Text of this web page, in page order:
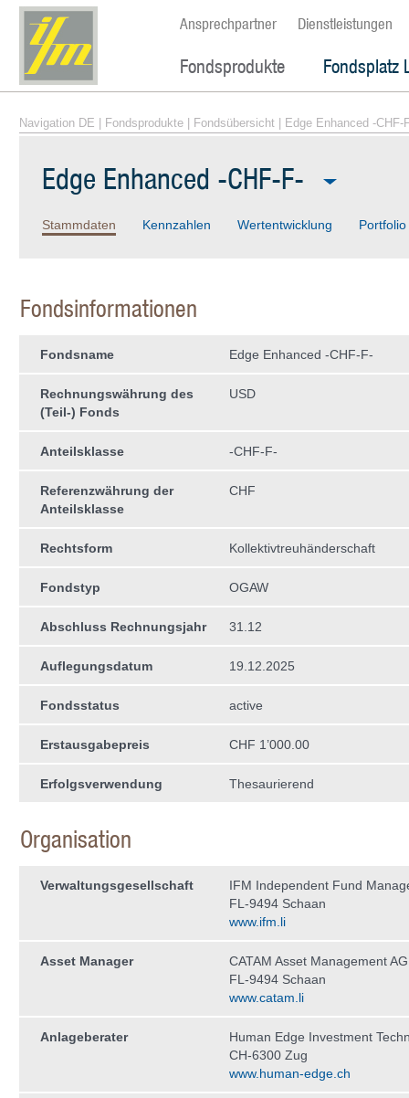
Ansprechpartner Dienstleistungen
Fondsprodukte Fondsplatz
Navigation DE Fondsprodukte Fondsübersicht | Edge Enhanced -CHF-
Edge Enhanced -CHF-F-
Stammdaten Kennzahlen Wertentwicklung Portfolio
Fondsinformationen
Fondsname Edge Enhanced -CHF-F-
Rechnungswährung des
(Teil-) Fonds
USD
Anteilsklasse -CHF-F-
Referenzwährung der
Anteilsklasse
CHF
Rechtsform Kollektivtreuhän­derschaft
Fondstyp OGAW
Abschluss Rechnungsjahr 31.12
Auflegungsdatum 19.12.2025
Fondsstatus active
Erstausgabepreis CHF 1’000.00
Erfolgsverwendung Thesaurierend
Organisation
Verwaltungs­gesellschaft
IFM Independent Fund
FL-9494 Schaan
www.ifm.li
Asset Manager
CATAM Asset Management AG
FL-9494 Schaan
www.catam.li
Anlageberater
Human Edge Investment
CH-6300 Zug
www.human-edge.ch